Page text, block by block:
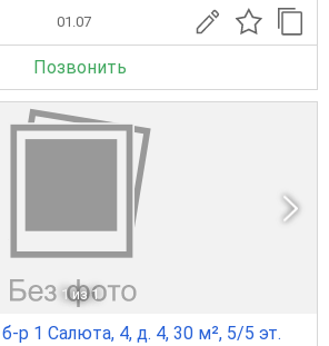
01.07
Позвонить
1 из 1
р 1 Салюта, 4, д. 4, 30 м², 5/5 эт.